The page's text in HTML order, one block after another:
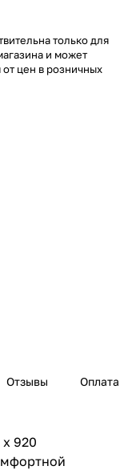
только для
и может
от цен в розничных
Отзывы Оплата
920